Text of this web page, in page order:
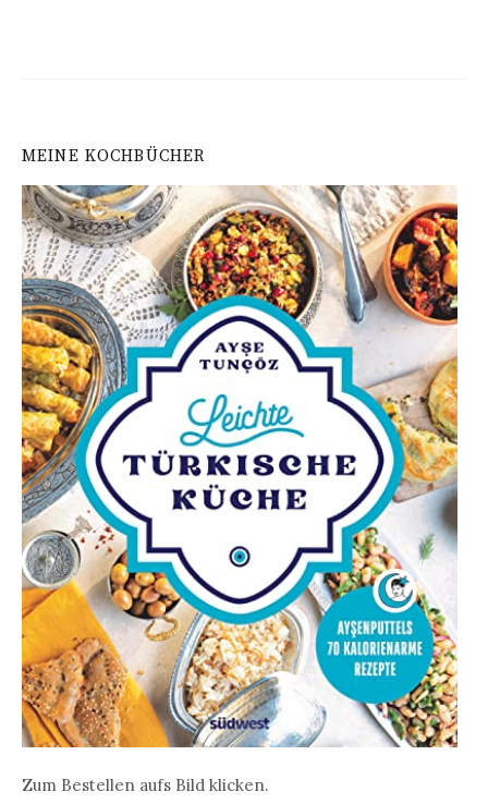
MEINE KOCHBÜCHER
Zum Bestellen aufs Bild klicken.